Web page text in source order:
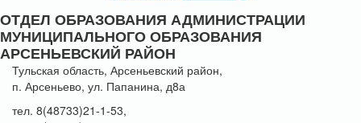
ОТДЕЛ ОБРАЗОВАНИЯ АДМИНИСТРАЦИИ
МУНИЦИПАЛЬНОГО ОБРАЗОВАНИЯ
АРСЕНЬЕВСКИЙ РАЙОН
Тульская область, Арсеньевский район,
п. Арсеньево, ул. Папанина, д8а
тел. 8(48733)21-1-53,